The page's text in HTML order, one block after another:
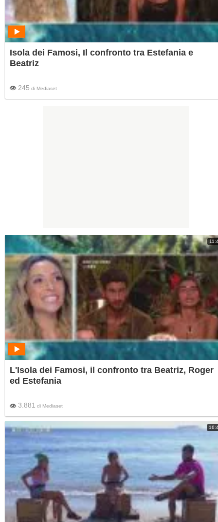
Isola dei Famosi, Il confronto tra Estefania e
Beatriz
245 di Mediaset
L'Isola dei Famosi, il confronto tra Beatriz, Roger
ed Estefania
3.881 di Mediaset